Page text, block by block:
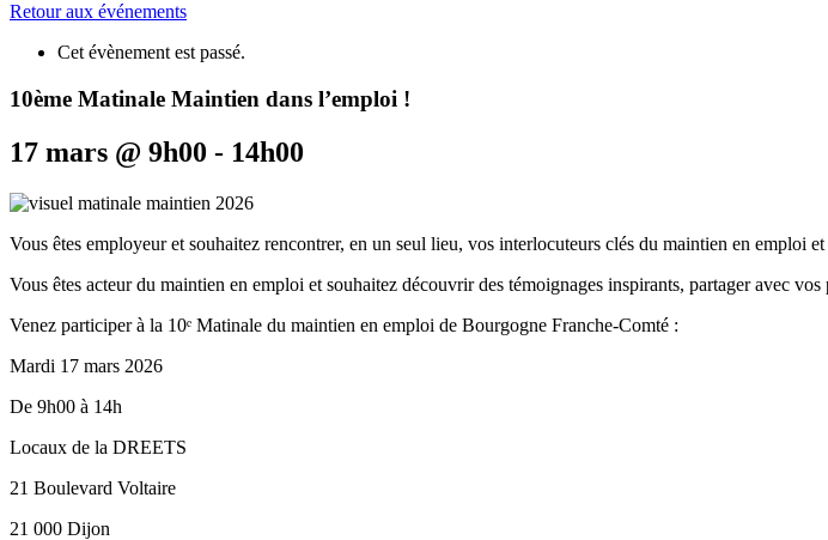
Retour aux événements
Cet évènement est passé.
10ème Matinale Maintien dans l’emploi !
17 mars @ 9h00 - 14h00
Vous êtes employeur et souhaitez rencontrer, en un seul lieu, vos interlocuteurs clés du maintien en emploi
Vous êtes acteur du maintien en emploi et souhaitez découvrir des témoignages inspirants, partager avec
Venez participer à la 10ᵉ Matinale du maintien en emploi de Bourgogne Franche-Comté :
Mardi 17 mars 2026
De 9h00 à 14h
Locaux de la DREETS
21 Boulevard Voltaire
21 000 Dijon